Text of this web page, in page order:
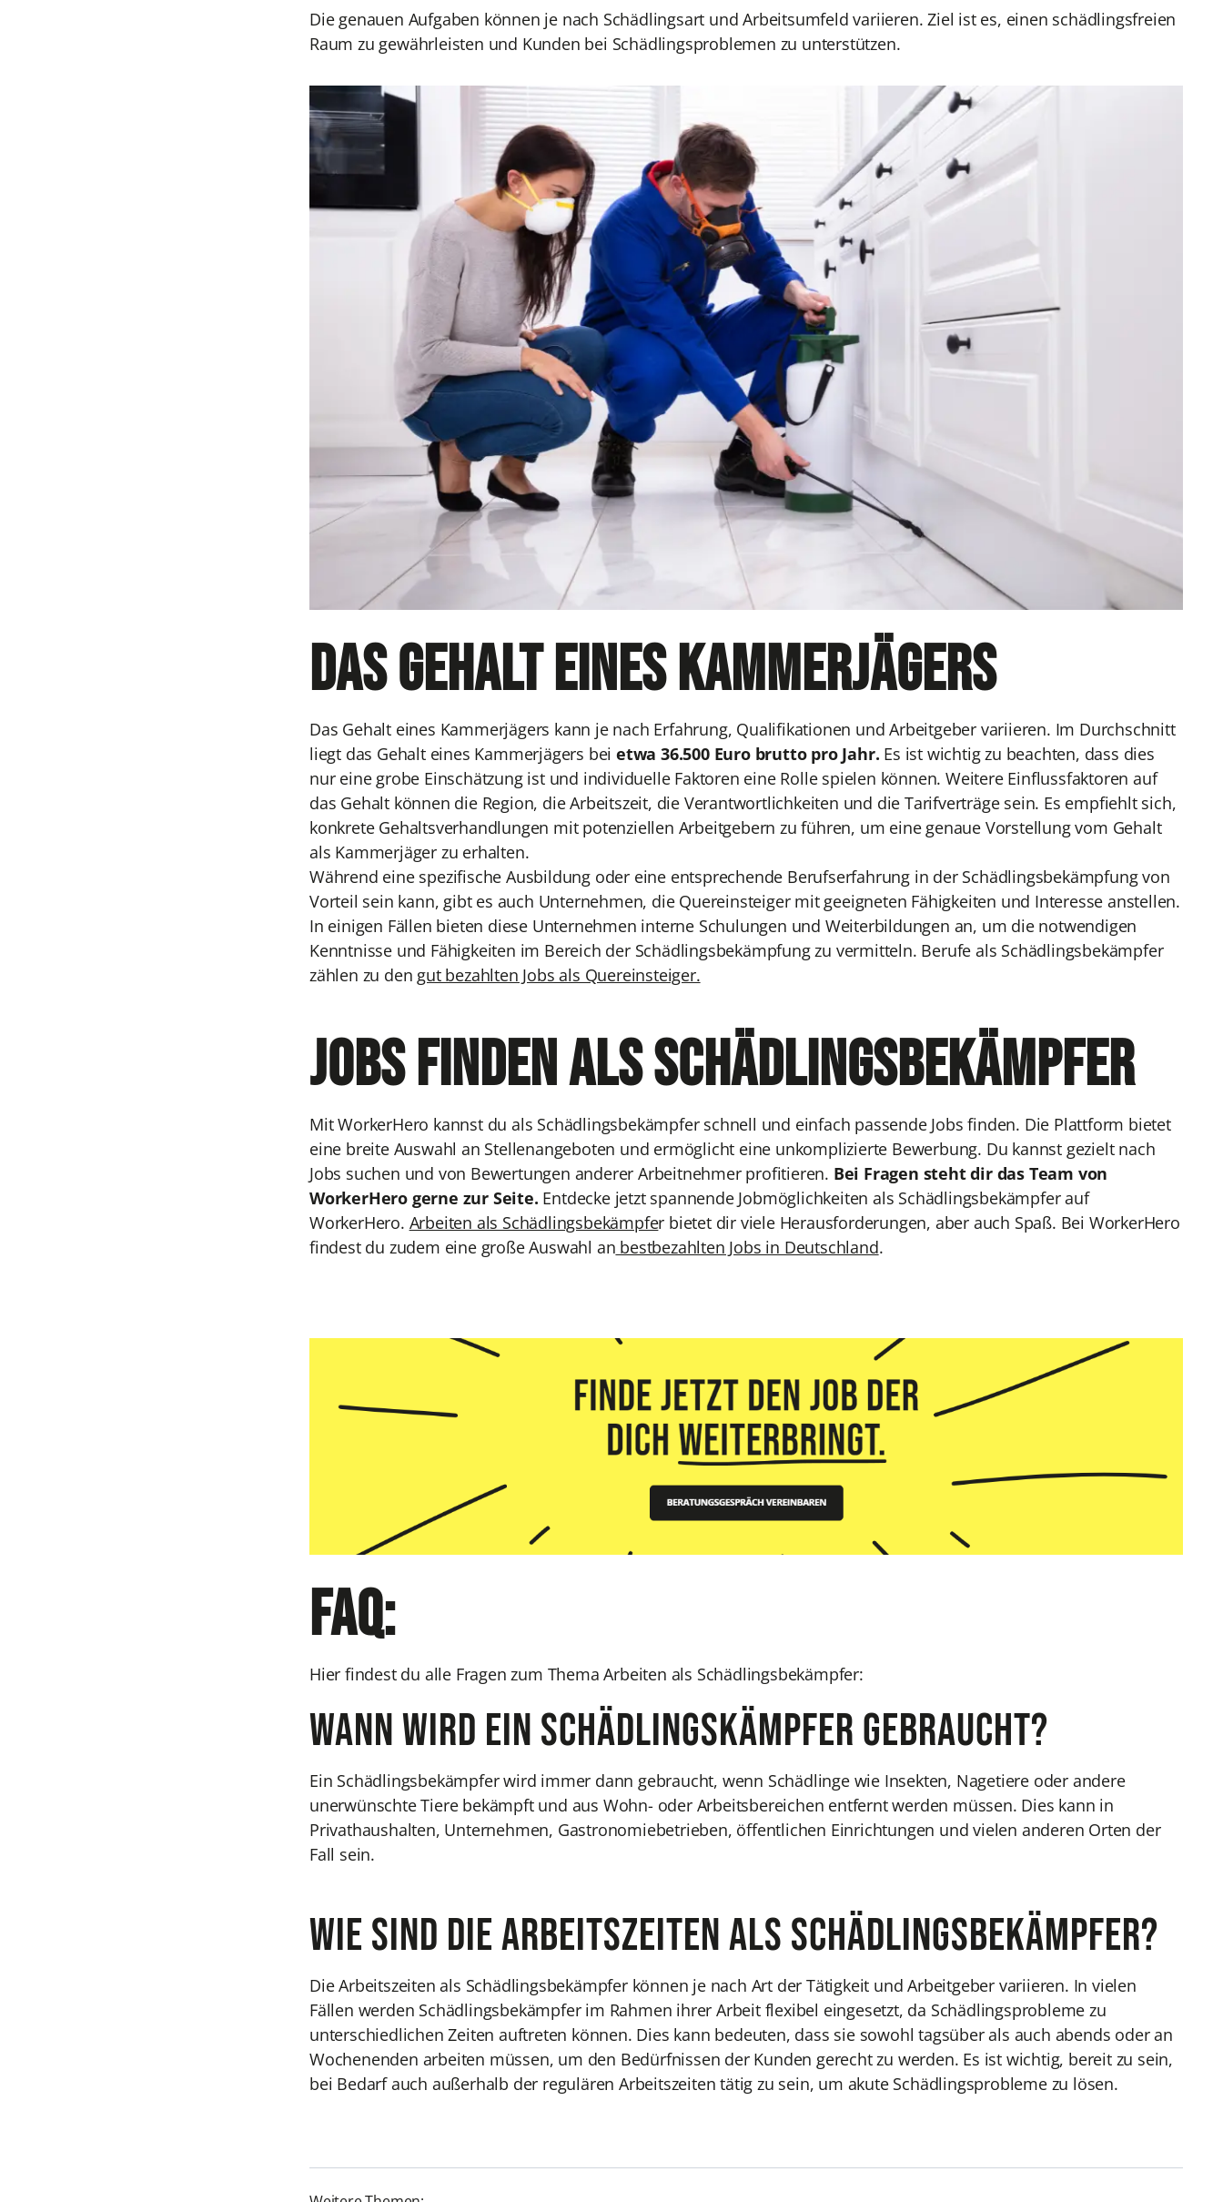
Die genauen Aufgaben können je nach Schädlingsart und Arbeitsumfeld variieren. Ziel ist es, einen schädlingsfreien
Raum zu gewährleisten und Kunden bei Schädlingsproblemen zu unterstützen.
Das Gehalt eines Kammerjägers
Das Gehalt eines Kammerjägers kann je nach Erfahrung, Qualifikationen und Arbeitgeber variieren. Im Durchschnitt
liegt das Gehalt eines Kammerjägers bei etwa 36.500 Euro brutto pro Jahr. Es ist wichtig zu beachten, dass dies
nur eine grobe Einschätzung ist und individuelle Faktoren eine Rolle spielen können. Weitere Einflussfaktoren auf
das Gehalt können die Region, die Arbeitszeit, die Verantwortlichkeiten und die Tarifverträge sein. Es empfiehlt sich,
konkrete Gehaltsverhandlungen mit potenziellen Arbeitgebern zu führen, um eine genaue Vorstellung vom Gehalt
als Kammerjäger zu erhalten.
Während eine spezifische Ausbildung oder eine entsprechende Berufserfahrung in der Schädlingsbekämpfung von
Vorteil sein kann, gibt es auch Unternehmen, die Quereinsteiger mit geeigneten Fähigkeiten und Interesse anstellen.
In einigen Fällen bieten diese Unternehmen interne Schulungen und Weiterbildungen an, um die notwendigen
Kenntnisse und Fähigkeiten im Bereich der Schädlingsbekämpfung zu vermitteln. Berufe als Schädlingsbekämpfer
zählen zu den gut bezahlten Jobs als Quereinsteiger.
Jobs finden als Schädlingsbekämpfer
Mit WorkerHero kannst du als Schädlingsbekämpfer schnell und einfach passende Jobs finden. Die Plattform bietet
eine breite Auswahl an Stellenangeboten und ermöglicht eine unkomplizierte Bewerbung. Du kannst gezielt nach
Jobs suchen und von Bewertungen anderer Arbeitnehmer profitieren. Bei Fragen steht dir das Team von
WorkerHero gerne zur Seite. Entdecke jetzt spannende Jobmöglichkeiten als Schädlingsbekämpfer auf
WorkerHero. Arbeiten als Schädlingsbekämpfer bietet dir viele Herausforderungen, aber auch Spaß. Bei WorkerHero
findest du zudem eine große Auswahl an bestbezahlten Jobs in Deutschland.
FAQ:
Hier findest du alle Fragen zum Thema Arbeiten als Schädlingsbekämpfer:
Wann wird ein Schädlingskämpfer gebraucht?
Ein Schädlingsbekämpfer wird immer dann gebraucht, wenn Schädlinge wie Insekten, Nagetiere oder andere
unerwünschte Tiere bekämpft und aus Wohn- oder Arbeitsbereichen entfernt werden müssen. Dies kann in
Privathaushalten, Unternehmen, Gastronomiebetrieben, öffentlichen Einrichtungen und vielen anderen Orten der
Fall sein.
Wie sind die Arbeitszeiten als Schädlingsbekämpfer?
Die Arbeitszeiten als Schädlingsbekämpfer können je nach Art der Tätigkeit und Arbeitgeber variieren. In vielen
Fällen werden Schädlingsbekämpfer im Rahmen ihrer Arbeit flexibel eingesetzt, da Schädlingsprobleme zu
unterschiedlichen Zeiten auftreten können. Dies kann bedeuten, dass sie sowohl tagsüber als auch abends oder an
Wochenenden arbeiten müssen, um den Bedürfnissen der Kunden gerecht zu werden. Es ist wichtig, bereit zu sein,
bei Bedarf auch außerhalb der regulären Arbeitszeiten tätig zu sein, um akute Schädlingsprobleme zu lösen.